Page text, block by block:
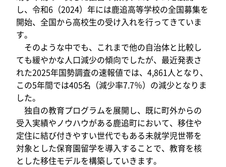
し、令和6（2024）年には鹿追高等学校の全国募集を
開始、全国から高校生の受け入れを行ってきていま
す。
そのような中でも、これまで他の自治体と比較し
ても緩やかな人口減少の傾向でしたが、最近発表さ
れた2025年国勢調査の速報値では、4,861人となり、
この5年間では405名（減少率7.7％）の減少となりま
した。
独自の教育プログラムを展開し、既に町外からの
受入実績やノウハウがある鹿追町において、移住や
定住に結び付きやすい世代でもある未就学児世帯を
対象とした保育園留学を導入することで、教育を核
とした移住モデルを構築していきます。